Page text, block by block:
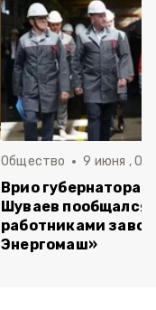
Общество 9 июня ,
Врио губернатора
Шуваев пообщался
работниками
Энергомаш»